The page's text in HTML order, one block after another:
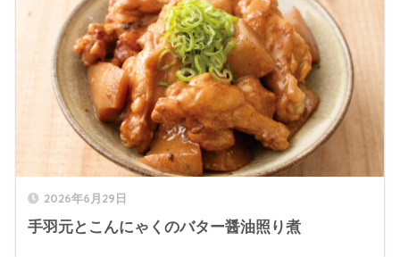
2026年6月29日
手羽元とこんにゃくのバター醤油照り煮